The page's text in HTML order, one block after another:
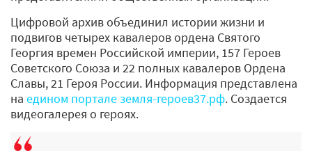
Цифровой архив объединил истории жизни и
подвигов четырех кавалеров ордена Святого
Георгия времен Российской империи, 157 Героев
Советского Союза и 22 полных кавалеров Ордена
Славы, 21 Героя России. Информация представлена
на едином портале земля-героев37.рф. Создается
видеогалерея о героях.